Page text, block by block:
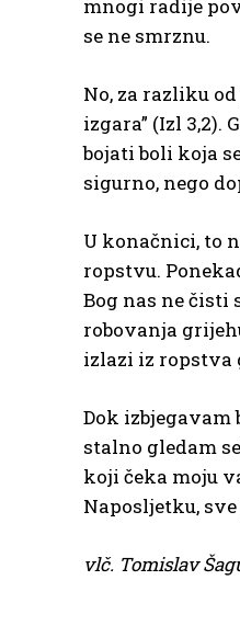
mnogi radije
se ne smrznu.
No, za razliku
izgara” (Izl
bojati boli koja
sigurno, nego
U konačnici, to
ropstvu.
Bog nas ne čisti
robovanja
izlazi iz ropstva
Dok izbjegavam
stalno gledam
koji čeka moju
Naposljetku,
vlč. Tomislav